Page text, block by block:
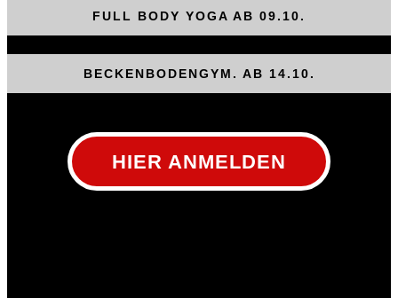
FULL BODY YOGA AB 09.10.
BECKENBODENGYM. AB 14.10.
HIER ANMELDEN